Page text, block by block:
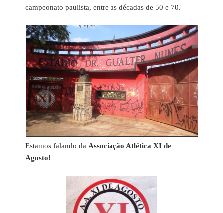
campeonato paulista, entre as décadas de 50 e 70.
Estamos falando da Associação Atlética XI de
Agosto!